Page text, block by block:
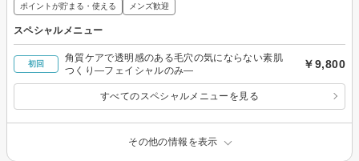
ポイントが貯まる・使える メンズ歓迎
スペシャルメニュー
初回
角質ケアで透明感のある毛穴の気にならない素肌
つくり―フェイシャルのみ―
￥9,800
すべてのスペシャルメニューを見る
その他の情報を表示